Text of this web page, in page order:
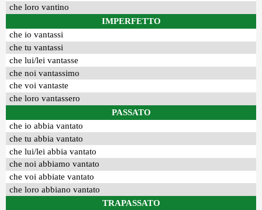
che loro vantino
IMPERFETTO
che io vantassi
che tu vantassi
che lui/lei vantasse
che noi vantassimo
che voi vantaste
che loro vantassero
PASSATO
che io abbia vantato
che tu abbia vantato
che lui/lei abbia vantato
che noi abbiamo vantato
che voi abbiate vantato
che loro abbiano vantato
TRAPASSATO